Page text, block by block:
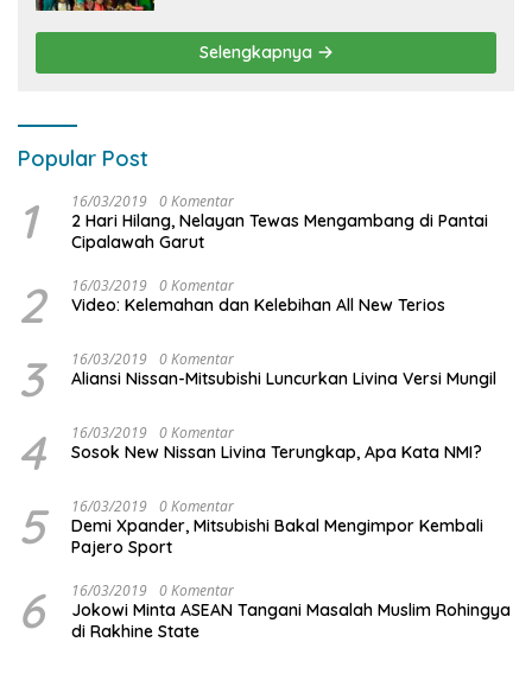
Selengkapnya
Popular Post
1 16/03/2019 0 Komentar
2 Hari Hilang, Nelayan Tewas Mengambang di Pantai
Cipalawah Garut
2 16/03/2019 0 Komentar
Video: Kelemahan dan Kelebihan All New Terios
3 16/03/2019 0 Komentar
Aliansi Nissan-Mitsubishi Luncurkan Livina Versi Mungil
4 16/03/2019 0 Komentar
Sosok New Nissan Livina Terungkap, Apa Kata NMI?
5 16/03/2019 0 Komentar
Demi Xpander, Mitsubishi Bakal Mengimpor Kembali
Pajero Sport
6 16/03/2019 0 Komentar
Jokowi Minta ASEAN Tangani Masalah Muslim Rohingya
di Rakhine State